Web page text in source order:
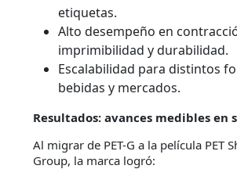
etiquetas.
Alto desempeño en
imprimibilidad y durabilidad.
Escalabilidad para distintos
bebidas y mercados.
Resultados: avances medibles en
Al migrar de PET-G a la película PET
Group, la marca logró: